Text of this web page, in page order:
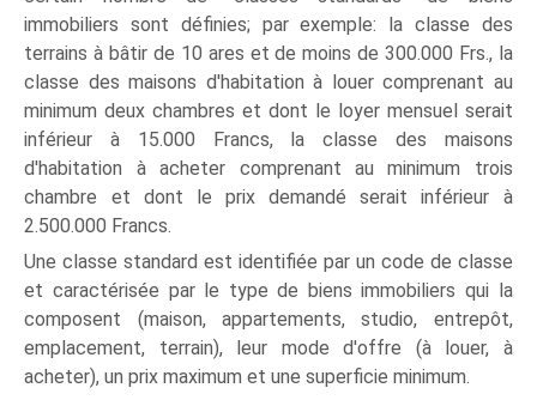
immobiliers sont définies; par exemple: la classe des
terrains à bâtir de 10 ares et de moins de 300.000 Frs., la
classe des maisons d'habitation à louer comprenant au
minimum deux chambres et dont le loyer mensuel serait
inférieur à 15.000 Francs, la classe des maisons
d'habitation à acheter comprenant au minimum trois
chambre et dont le prix demandé serait inférieur à
2.500.000 Francs.
Une classe standard est identifiée par un code de classe
et caractérisée par le type de biens immobiliers qui la
composent (maison, appartements, studio, entrepôt,
emplacement, terrain), leur mode d'offre (à louer, à
acheter), un prix maximum et une superficie minimum.